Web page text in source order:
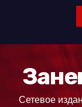
Сетевое